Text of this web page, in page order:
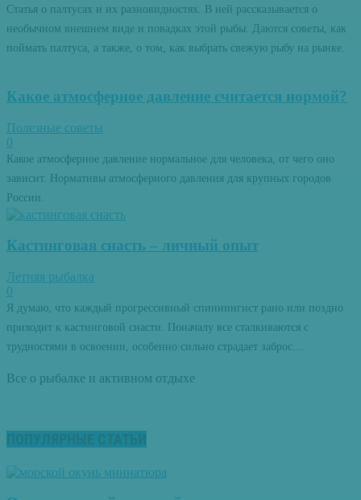
Статья о палтусах и их разновидностях. В ней рассказывается о
необычном внешнем виде и повадках этой рыбы. Даются советы, как
поймать палтуса, а также, о том, как выбрать свежую рыбу на рынке.
Какое атмосферное давление считается нормой?
Полезные советы
0
Какое атмосферное давление нормальное для человека, от чего оно
зависит. Нормативы атмосферного давления для крупных городов
России.
Кастинговая снасть – личный опыт
Летняя рыбалка
0
Я думаю, что каждый прогрессивный спиннингист рано или поздно
приходит к кастинговой снасти. Поначалу все сталкиваются с
трудностями в освоении, особенно сильно страдает заброс....
Все о рыбалке и активном отдыхе
ПОПУЛЯРНЫЕ СТАТЬИ